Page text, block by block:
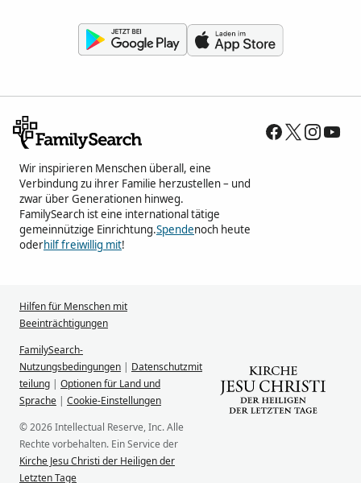
Wir inspirieren Menschen überall, eine
Verbindung zu ihrer Familie herzustellen – und
zwar über Generationen hinweg.
FamilySearch ist eine international tätige
gemeinnützige Einrichtung.Spendenoch heute
oderhilf freiwillig mit!
Hilfen für Menschen mit
Beeinträchtigungen
FamilySearch-
Nutzungsbedingungen | Datenschutzmit
teilung | Optionen für Land und
Sprache | Cookie-Einstellungen
© 2026 Intellectual Reserve, Inc. Alle
Rechte vorbehalten. Ein Service der
Kirche Jesu Christi der Heiligen der
Letzten Tage